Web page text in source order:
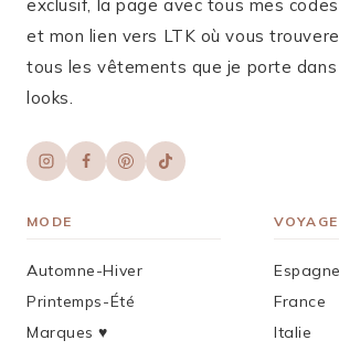
exclusif, la page avec tous mes
et mon lien vers LTK où vous
tous les vêtements que je porte
looks.
MODE
Automne-Hiver
Printemps-Été
Marques ♥︎
Espagne
France
Italie